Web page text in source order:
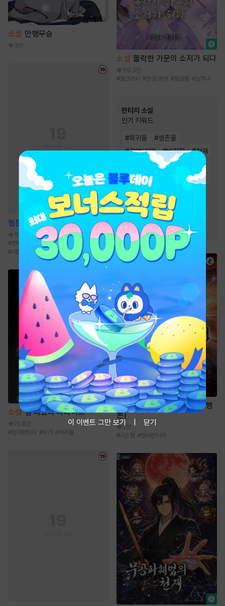
소설 만행무승
3만
웹툰 일곱 번의 선데이
10.8만
#연하공 첫사랑 #순정공
#대형견공
소설 김 대표의 리라이프
15.8만
#현대판타지 #작가 #회귀물
소설 몰락한 가문의 소저가 되다
59.3만
#걸크러시 #전생/환생 #동양풍 #능력녀
판타지 소설
인기 키워드
#회귀물 #생존물
#경영/기업 #비장함 #천재
#먼치킨
환생물
#전문직 #전쟁물
#게임시스템
# 차원이동물 #
시스템
통쾌함 # 복수물
#
스포츠물 # 빙의물
소설 포식으로 최강 헌터 [단행
본]
2만
#시스템 #현대판타지
이 이벤트 그만 보기 닫기